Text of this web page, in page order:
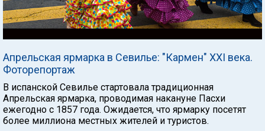
Апрельская ярмарка в Севилье: "Кармен" XXI века.
Фоторепортаж
В испанской Севилье стартовала традиционная
Апрельская ярмарка, проводимая накануне Пасхи
ежегодно с 1857 года. Ожидается, что ярмарку посетят
более миллиона местных жителей и туристов.